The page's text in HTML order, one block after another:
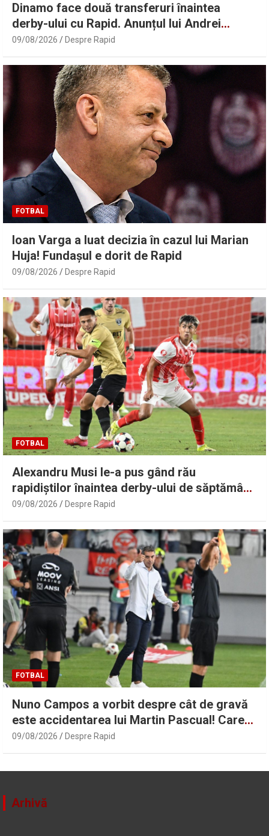
Dinamo face două transferuri înaintea
derby-ului cu Rapid. Anunțul lui Andrei
Nicolescu
09/08/2026 Despre Rapid
FOTBAL
Ioan Varga a luat decizia în cazul lui Marian
Huja! Fundașul e dorit de Rapid
09/08/2026 Despre Rapid
FOTBAL
Alexandru Musi le-a pus gând rău
rapidiștilor înaintea derby-ului de săptămâna
viitoare: „O să fie foc!”
09/08/2026 Despre Rapid
FOTBAL
Nuno Campos a vorbit despre cât de gravă
este accidentarea lui Martin Pascual! Care
este situația lui Karamoko | Sport.ro
09/08/2026 Despre Rapid
Arhivă